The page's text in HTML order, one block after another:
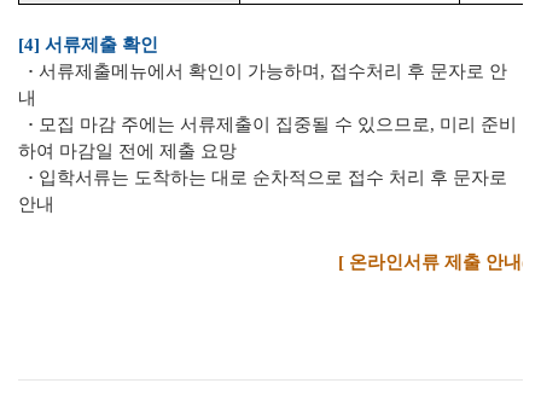
[4] 서류제출 확인
· 서류제출메뉴에서 확인이 가능하며, 접수처리 후 문자로 안
내
· 모집 마감 주에는 서류제출이 집중될 수 있으므로, 미리 준비
하여 마감일 전에 제출 요망
· 입학서류는 도착하는 대로 순차적으로 접수 처리 후 문자로
안내
[ 온라인서류 제출 안내(